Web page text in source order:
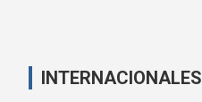
INTERNACIONALES